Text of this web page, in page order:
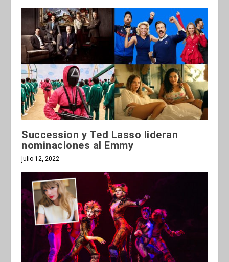
Succession y Ted Lasso lideran
nominaciones al Emmy
julio 12, 2022